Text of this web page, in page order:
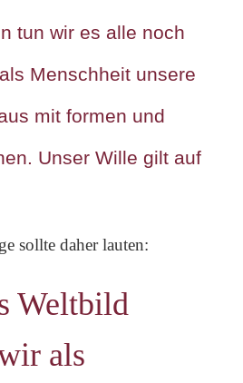
tun wir es alle noch
Menschheit unsere
mit formen und
Unser Wille gilt auf
sollte daher lauten:
Weltbild
als